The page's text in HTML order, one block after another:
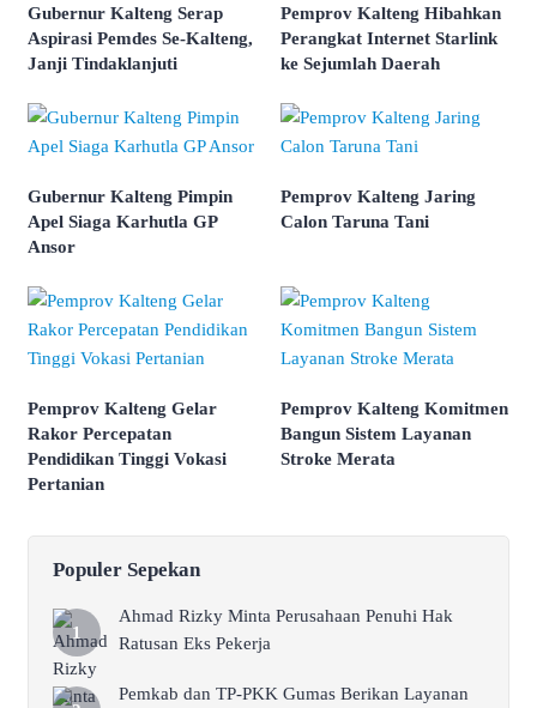
Gubernur Kalteng Serap
Aspirasi Pemdes Se-Kalteng,
Janji Tindaklanjuti
Pemprov Kalteng Hibahkan
Perangkat Internet Starlink
ke Sejumlah Daerah
Gubernur Kalteng Pimpin
Apel Siaga Karhutla GP
Ansor
Pemprov Kalteng Jaring
Calon Taruna Tani
Pemprov Kalteng Gelar
Rakor Percepatan
Pendidikan Tinggi Vokasi
Pertanian
Pemprov Kalteng Komitmen
Bangun Sistem Layanan
Stroke Merata
Populer Sepekan
Ahmad Rizky Minta Perusahaan Penuhi Hak
Ratusan Eks Pekerja
Pemkab dan TP-PKK Gumas Berikan Layanan